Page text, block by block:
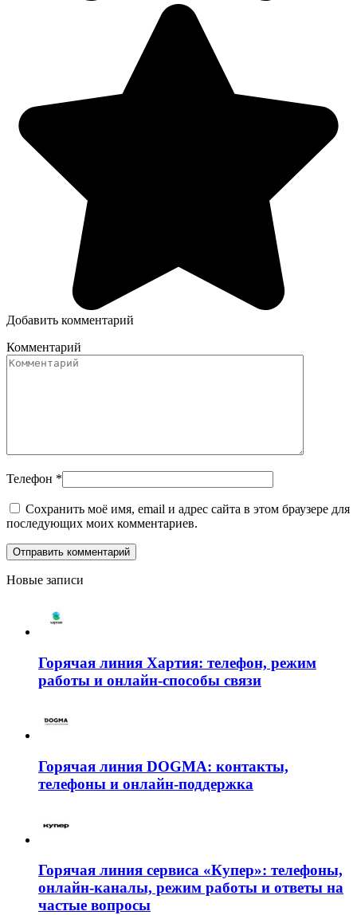
Добавить комментарий
Комментарий
Телефон *
Сохранить моё имя, email и адрес сайта в этом браузере для
последующих моих комментариев.
Новые записи
Горячая линия Хартия: телефон, режим
работы и онлайн-способы связи
Горячая линия DOGMA: контакты,
телефоны и онлайн-поддержка
Горячая линия сервиса «Купер»: телефоны,
онлайн-каналы, режим работы и ответы на
частые вопросы